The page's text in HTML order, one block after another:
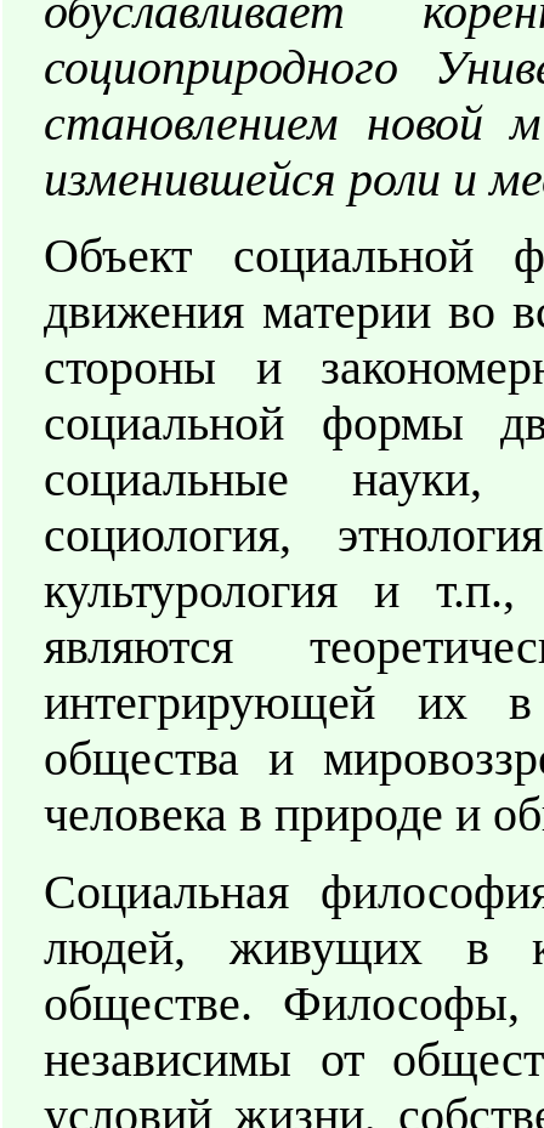
обуславливает
социоприродного
становлением новой
изменившейся роли и
Объект социальной
движения материи во
стороны и
социальной формы
социальные науки,
социология,
культурология и
являются
интегрирующей их
общества и
человека в природе и
Социальная
людей, живущих в
обществе.
независимы от
условий жизни,